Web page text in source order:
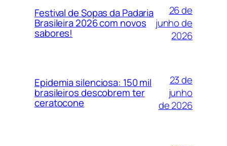
Festival de Sopas da Padaria
Brasileira 2026 com novos
sabores!
26 de
junho de
2026
Epidemia silenciosa: 150 mil
brasileiros descobrem ter
ceratocone
23 de
junho
de 2026